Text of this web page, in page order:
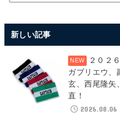
新しい記事
２０２
ガブリエウ、
玄、西尾隆矢
直！
2026.08.06